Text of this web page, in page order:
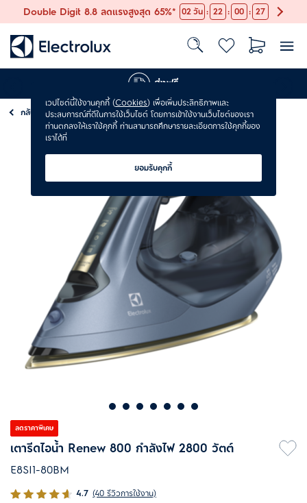
Double Digit 8.8 ลดแรงสูงสุด 65%* 02วัน : 22 : 00 : 26
ส่งฟรี
กลับ เตารีด
ลดราคาพิเศษ
เตารีดไอน้ำ Renew 800 กำลังไฟ 2800 วัตต์
E8SI1-80BM
4.7 (40 รีวิวการใช้งาน)
เวปไซต์นี้ใช้งานคุกกี้ (Cookies) เพื่อเพิ่มประสิทธิภาพและ
ประสบการณ์ที่ดีในการใช้เว็บไซต์ โดยการเข้าใช้งานเว็บไซต์ของเรา
ท่านตกลงให้เราใช้คุกกี้ ท่านสามารถศึกษารายละเอียดการใช้คุกกี้ของ
เราได้ที่
ยอมรับคุกกี้